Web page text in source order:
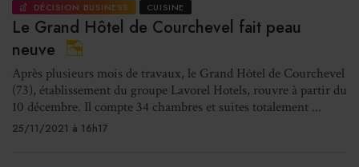
DÉCISION BUSINESS CUISINE
Le Grand Hôtel de Courchevel fait peau
neuve
Après plusieurs mois de travaux, le Grand Hôtel de Courchevel
(73), établissement du groupe Lavorel Hotels, rouvre à partir du
10 décembre. Il compte 34 chambres et suites totalement ...
25/11/2021 à 16h17